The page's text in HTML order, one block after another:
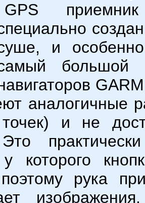
GPS
и
большой
аналогичные
и не
которого
рука